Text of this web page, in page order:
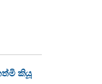
කියූ